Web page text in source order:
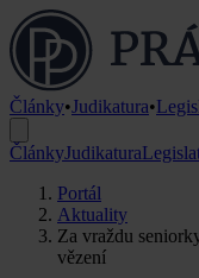
Články•Judikatura•
ČlánkyJudikatura
Portál
Aktuality
Za vraždu
vězení